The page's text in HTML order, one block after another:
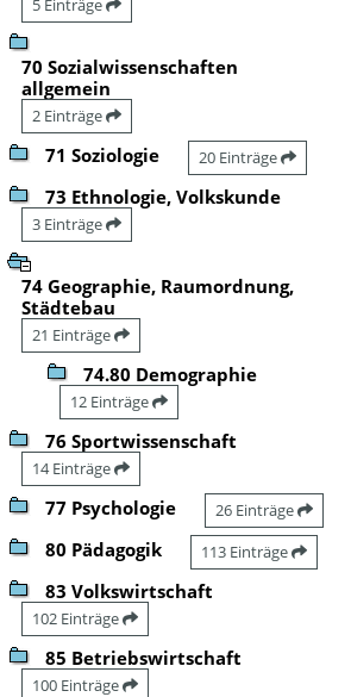
70 Sozialwissenschaften
allgemein
2 Einträge
71 Soziologie 20 Einträge
73 Ethnologie, Volkskunde
3 Einträge
74 Geographie, Raumordnung,
Städtebau
21 Einträge
74.80 Demographie
12 Einträge
76 Sportwissenschaft
14 Einträge
77 Psychologie 26 Einträge
80 Pädagogik 113 Einträge
83 Volkswirtschaft
102 Einträge
85 Betriebswirtschaft
100 Einträge